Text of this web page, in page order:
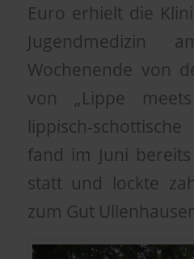
Euro erhielt die
Jugendmedizin
Wochenende von
von „Lippe
lippisch-
fand im Juni
statt und lockte
zum Gut